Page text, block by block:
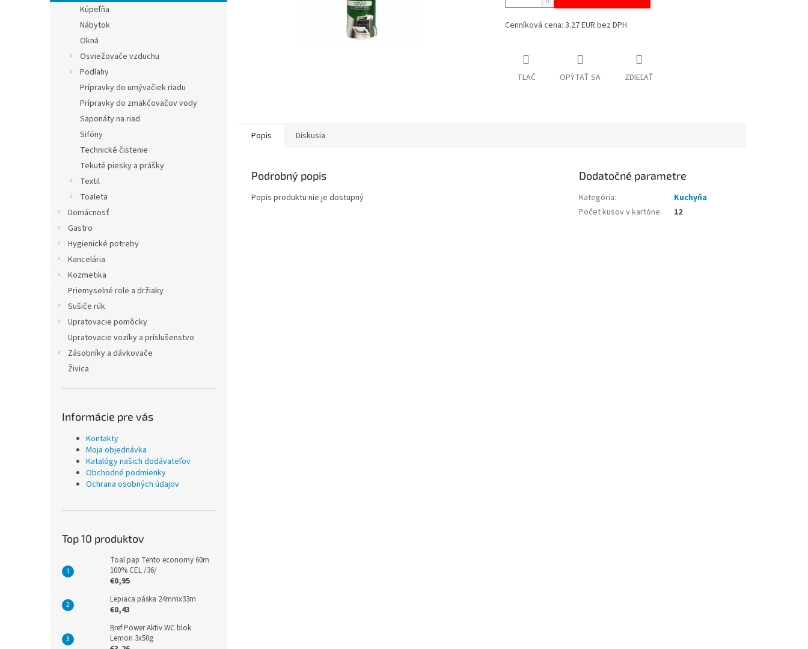
Kúpeľňa
Nábytok
Okná
Osviežovače vzduchu
Podlahy
Prípravky do umývačiek riadu
Prípravky do zmäkčovačov vody
Saponáty na riad
Sifóny
Technické čistenie
Tekuté piesky a prášky
Textil
Toaleta
Domácnosť
Gastro
Hygienické potreby
Kancelária
Kozmetika
Priemyselné role a držiaky
Sušiče rúk
Upratovacie pomôcky
Upratovacie vozíky a príslušenstvo
Zásobníky a dávkovače
Živica
Informácie pre vás
Kontakty
Moja objednávka
Katalógy našich dodávateľov
Obchodné podmienky
Ochrana osobných údajov
Top 10 produktov
Toal pap Tento economy 60m
100% CEL /36/
€0,95
Lepiaca páska 24mmx33m
€0,43
Bref Power Aktiv WC blok
Lemon 3x50g
Cenníková cena: 3.27 EUR bez DPH
TLAČ OPÝTAŤ SA ZDIEĽAŤ
Popis Diskusia
Podrobný popis
Popis produktu nie je dostupný
Dodatočné parametre
Kategória:
Kuchyňa
Počet kusov v kartóne: 12